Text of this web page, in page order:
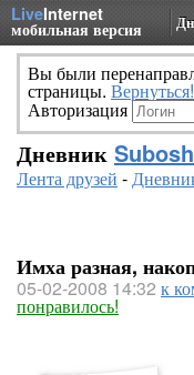
LiveInternet
мобильная версия
Вы были
страницы. Вернуться!
Авторизация
Дневник
Лента друзей -
Имха разная,
05-02-2008 14:32 к
понравилось!